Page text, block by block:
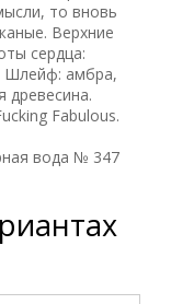
то вновь
Верхние
сердца:
Шлейф: амбра,
древесина.
Fabulous.
вода № 347